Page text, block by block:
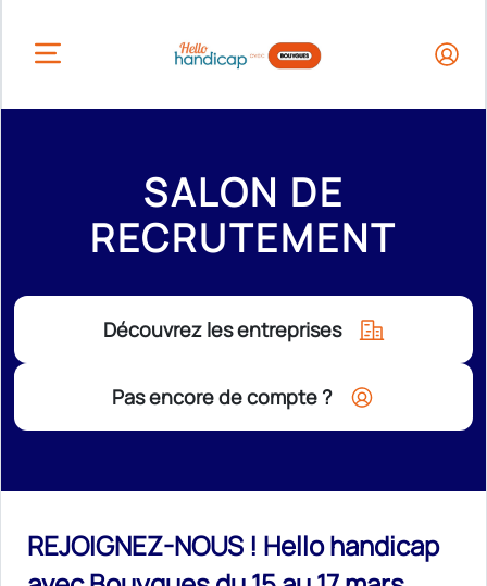
HEADER.OPEN_BUTTON
SALON DE
RECRUTEMENT
Découvrez les entreprises
Pas encore de compte ?
REJOIGNEZ-NOUS ! Hello handicap